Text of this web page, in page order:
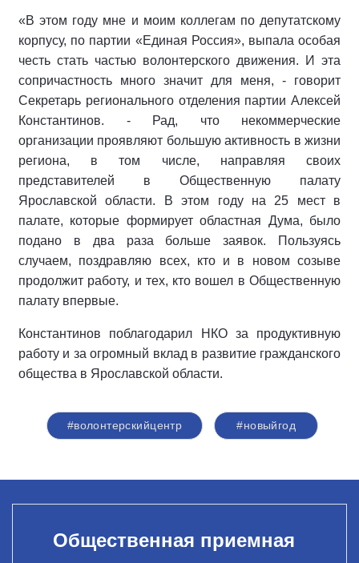
«В этом году мне и моим коллегам по депутатскому
корпусу, по партии «Единая Россия», выпала особая
честь стать частью волонтерского движения. И эта
сопричастность много значит для меня, - говорит
Секретарь регионального отделения партии Алексей
Константинов. - Рад, что некоммерческие
организации проявляют большую активность в жизни
региона, в том числе, направляя своих
представителей в Общественную палату
Ярославской области. В этом году на 25 мест в
палате, которые формирует областная Дума, было
подано в два раза больше заявок. Пользуясь
случаем, поздравляю всех, кто и в новом созыве
продолжит работу, и тех, кто вошел в Общественную
палату впервые.
Константинов поблагодарил НКО за продуктивную
работу и за огромный вклад в развитие гражданского
общества в Ярославской области.
#волонтерскийцентр #новыйгод
Общественная приемная